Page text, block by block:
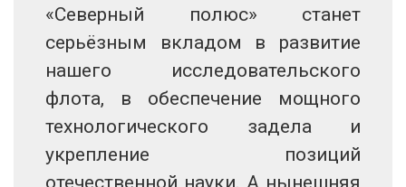
«Северный полюс» станет
серьёзным вкладом в развитие
нашего исследовательского
флота, в обеспечение мощного
технологического задела и
укрепление позиций
отечественной науки. А нынешняя